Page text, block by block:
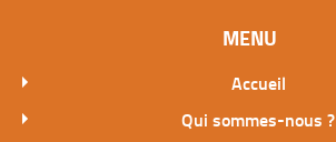
MENU
Accueil
Qui sommes-nous ?